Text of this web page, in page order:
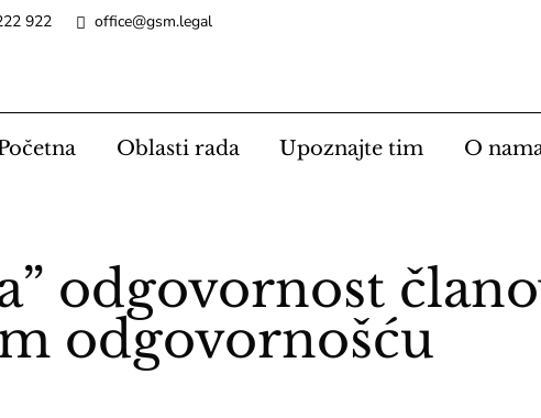
922 office@gsm.legal
Oblasti rada Upoznajte tim O
odgovornost
odgovornošću